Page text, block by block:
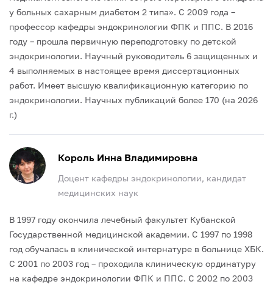
у больных сахарным диабетом 2 типа». С 2009 года –
профессор кафедры эндокринологии ФПК и ППС. В 2016
году – прошла первичную переподготовку по детской
эндокринологии. Научный руководитель 6 защищенных и
4 выполняемых в настоящее время диссертационных
работ. Имеет высшую квалификационную категорию по
эндокринологии. Научных публикаций более 170 (на 2026
г.)
Король Инна Владимировна
Доцент кафедры эндокринологии, кандидат
медицинских наук
В 1997 году окончила лечебный факультет Кубанской
Государственной медицинской академии. С 1997 по 1998
год обучалась в клинической интернатуре в больнице ХБК.
С 2001 по 2003 год – проходила клиническую ординатуру
на кафедре эндокринологии ФПК и ППС. С 2002 по 2003